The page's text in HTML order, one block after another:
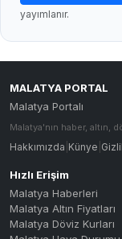
yayımlanır.
MALATYA PORTAL
Malatya Portalı
Malatya'nın haber, altın,
Hakkımızda Künye
Hızlı Erişim
Malatya Haberleri
Malatya Altın Fiyatları
Malatya Döviz Kurları